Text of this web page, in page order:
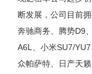
断发展，公司目前
奔驰商务、腾势D9
A6L、小米SU7/
众帕萨特、日产天